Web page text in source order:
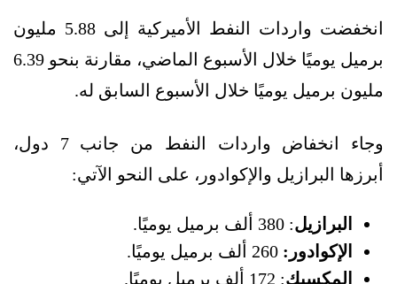
انخفضت واردات النفط الأميركية إلى 5.88 مليون
برميل يوميًا خلال الأسبوع الماضي، مقارنة بنحو 6.39
مليون برميل يوميًا خلال الأسبوع السابق له.
وجاء انخفاض واردات النفط من جانب 7 دول،
أبرزها البرازيل والإكوادور، على النحو الآتي:
البرازيل: 380 ألف برميل يوميًا.
الإكوادور:
المكسيك: 172 ألف برميل يوميًا.